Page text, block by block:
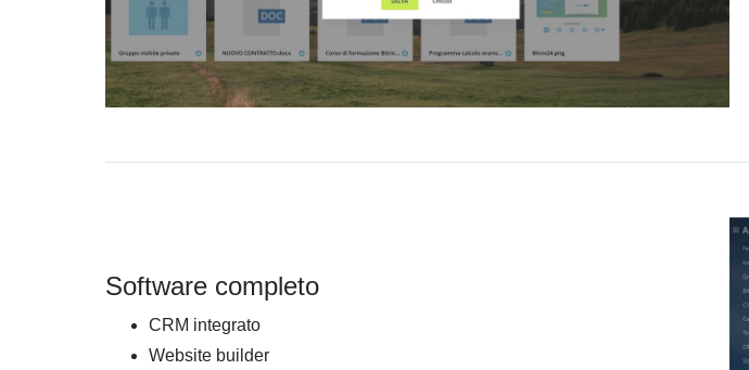
Software completo
CRM integrato
Website builder